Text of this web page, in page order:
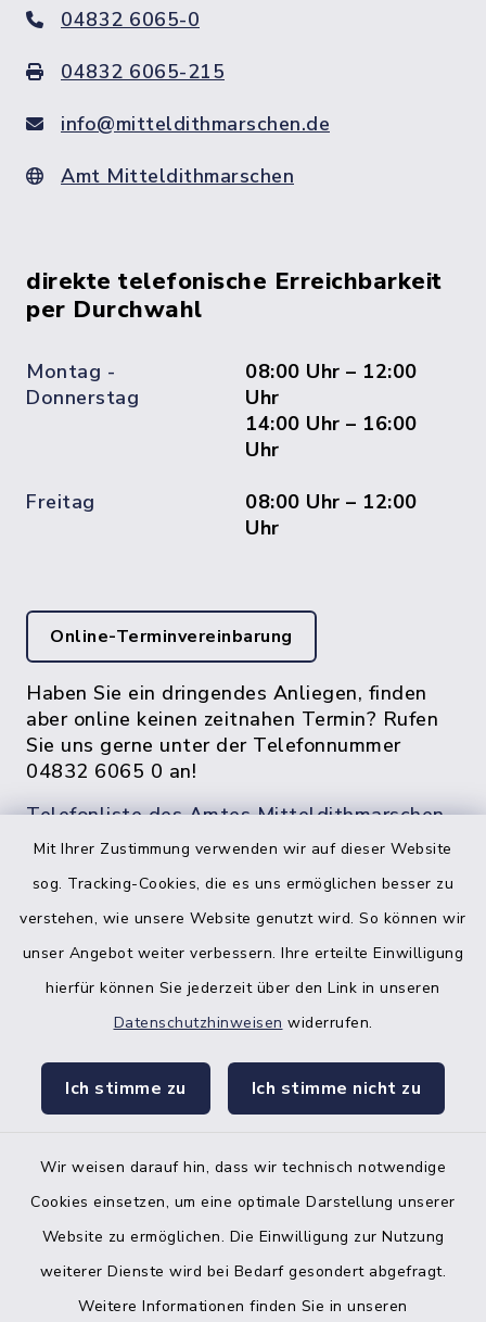
Mit Ihrer Zustimmung verwenden wir auf dieser Website
sog. Tracking-Cookies, die es uns ermöglichen besser zu
verstehen, wie unsere Website genutzt wird. So können wir
unser Angebot weiter verbessern. Ihre erteilte Einwilligung
hierfür können Sie jederzeit über den Link in unseren
Datenschutzhinweisen widerrufen.
Ich stimme zu Ich stimme nicht zu
Wir weisen darauf hin, dass wir technisch notwendige
Cookies einsetzen, um eine optimale Darstellung unserer
Website zu ermöglichen. Die Einwilligung zur Nutzung
weiterer Dienste wird bei Bedarf gesondert abgefragt.
Weitere Informationen finden Sie in unseren
04832 6065-0
04832 6065-215
info@mitteldithmarschen.de
Amt Mitteldithmarschen
direkte telefonische Erreichbarkeit
per Durchwahl
Montag -
Donnerstag
08:00 Uhr – 12:00
Uhr
14:00 Uhr – 16:00
Uhr
Freitag
08:00 Uhr – 12:00
Uhr
Online-Terminvereinbarung
Haben Sie ein dringendes Anliegen, finden
aber online keinen zeitnahen Termin? Rufen
Sie uns gerne unter der Telefonnummer
04832 6065 0 an!
Telefonliste des Amtes Mitteldithmarschen
facebook
Bankverbindung der Amtskasse
Barrierefreiheit